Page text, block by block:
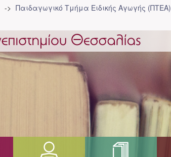
Παιδαγωγικό Τμήμα Ειδικής Αγωγής (ΠΤΕΑ)